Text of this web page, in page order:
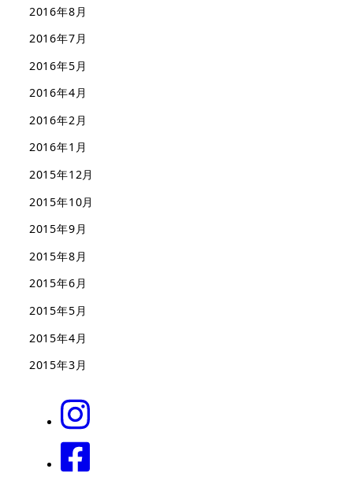
2016年8月
2016年7月
2016年5月
2016年4月
2016年2月
2016年1月
2015年12月
2015年10月
2015年9月
2015年8月
2015年6月
2015年5月
2015年4月
2015年3月